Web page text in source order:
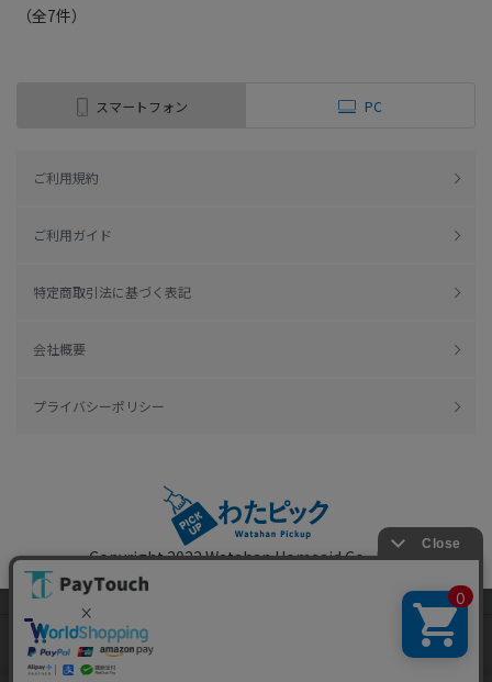
（全7件）
スマートフォン PC
ご利用規約
ご利用ガイド
特定商取引法に基づく表記
会社概要
プライバシーポリシー
Copyright 2022Watahan Homeaid Co., Ltd.
Powered by Watahan Partners Co., Ltd.
当ウェブサイトでは、お客様により良いサービス
をご提供するため、クッキーを利用しています。
サイト利用を継続することにより、クッキーの使
同意する